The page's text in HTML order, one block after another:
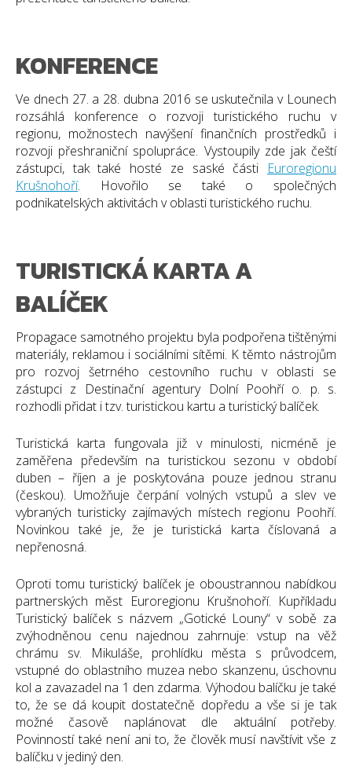
KONFERENCE
Ve dnech 27. a 28. dubna 2016 se uskutečnila v Lounech
rozsáhlá konference o rozvoji turistického ruchu v
regionu, možnostech navýšení finančních prostředků i
rozvoji přeshraniční spolupráce. Vystoupily zde jak čeští
zástupci, tak také hosté ze saské části Euroregionu
Krušnohoří. Hovořilo se také o společných
podnikatelských aktivitách v oblasti turistického ruchu.
TURISTICKÁ KARTA A
BALÍČEK
Propagace samotného projektu byla podpořena tištěnými
materiály, reklamou i sociálními sítěmi. K těmto nástrojům
pro rozvoj šetrného cestovního ruchu v oblasti se
zástupci z Destinační agentury Dolní Poohří o. p. s.
rozhodli přidat i tzv. turistickou kartu a turistický balíček.
Turistická karta fungovala již v minulosti, nicméně je
zaměřena především na turistickou sezonu v období
duben – říjen a je poskytována pouze jednou stranu
(českou). Umožňuje čerpání volných vstupů a slev ve
vybraných turisticky zajímavých místech regionu Poohří.
Novinkou také je, že je turistická karta číslovaná a
nepřenosná.
Oproti tomu turistický balíček je oboustrannou nabídkou
partnerských měst Euroregionu Krušnohoří. Kupříkladu
Turistický balíček s názvem „Gotické Louny“ v sobě za
zvýhodněnou cenu najednou zahrnuje: vstup na věž
chrámu sv. Mikuláše, prohlídku města s průvodcem,
vstupné do oblastního muzea nebo skanzenu, úschovnu
kol a zavazadel na 1 den zdarma. Výhodou balíčku je také
to, že se dá koupit dostatečně dopředu a vše si je tak
možné časově naplánovat dle aktuální potřeby.
Povinností také není ani to, že člověk musí navštívit vše z
balíčku v jediný den.